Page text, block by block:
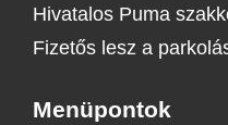
Hivatalos Puma
Fizetős lesz a
Menüpontok